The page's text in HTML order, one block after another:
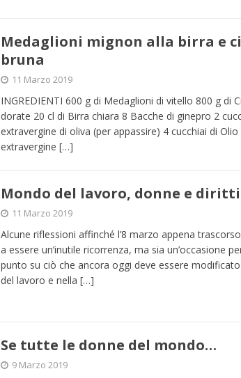
Medaglioni mignon alla birra e
bruna
11 Marzo 2019
INGREDIENTI 600 g di Medaglioni di vitello 800 g di
dorate 20 cl di Birra chiara 8 Bacche di ginepro 2
extravergine di oliva (per appassire) 4 cucchiai di Olio
extravergine […]
Mondo del lavoro, donne e diritti
11 Marzo 2019
Alcune riflessioni affinché l’8 marzo appena
a essere un’inutile ricorrenza, ma sia un’occasione
punto su ciò che ancora oggi deve essere
del lavoro e nella […]
Se tutte le donne del mondo…
9 Marzo 2019